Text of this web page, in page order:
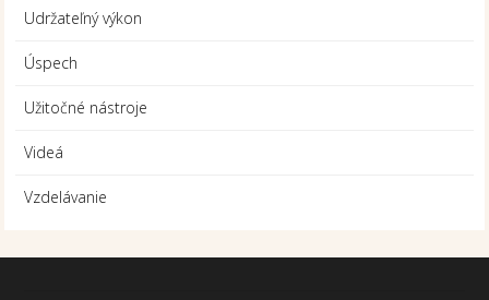
Udržateľný výkon
Úspech
Užitočné nástroje
Videá
Vzdelávanie